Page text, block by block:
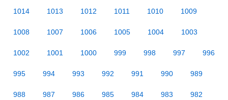
1014 1013 1012 1011 1010 1009
1008 1007 1006 1005 1004 1003
1002 1001 1000 999 998 997 996
995 994 993 992 991 990 989
988 987 986 985 984 983 982